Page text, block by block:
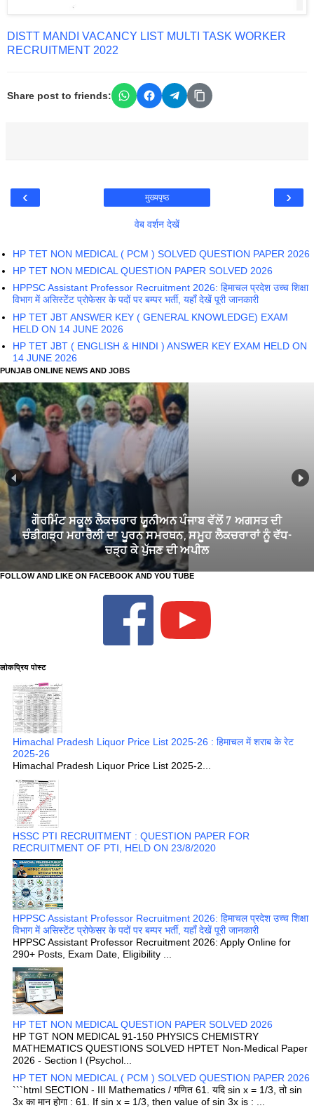
DISTT MANDI VACANCY LIST MULTI TASK WORKER
RECRUITMENT 2022
Share post to friends:
‹ ›
मुख्यपृष्ठ
वेब वर्शन देखें
HP TET NON MEDICAL ( PCM ) SOLVED QUESTION PAPER 2026
HP TET NON MEDICAL QUESTION PAPER SOLVED 2026
HPPSC Assistant Professor Recruitment 2026: हिमाचल प्रदेश उच्च शिक्षा
विभाग में असिस्टेंट प्रोफेसर के पदों पर बम्पर भर्ती, यहाँ देखें पूरी जानकारी
HP TET JBT ANSWER KEY ( GENERAL KNOWLEDGE) EXAM
HELD ON 14 JUNE 2026
HP TET JBT ( ENGLISH & HINDI ) ANSWER KEY EXAM HELD ON
14 JUNE 2026
PUNJAB ONLINE NEWS AND JOBS
ਗੌਰਮਿੰਟ ਸਕੂਲ ਲੈਕਚਰਾਰ ਯੂਨੀਅਨ ਪੰਜਾਬ ਵੱਲੋਂ 7 ਅਗਸਤ ਦੀ
ਚੰਡੀਗੜ੍ਹ ਮਹਾਰੈਲੀ ਦਾ ਪੂਰਨ ਸਮਰਥਨ, ਸਮੂਹ ਲੈਕਚਰਾਰਾਂ ਨੂੰ ਵੱਧ-
ਚੜ੍ਹ ਕੇ ਪੁੱਜਣ ਦੀ ਅਪੀਲ
FOLLOW AND LIKE ON FACEBOOK AND YOU TUBE
लोकप्रिय पोस्ट
Himachal Pradesh Liquor Price List 2025-26 : हिमाचल में शराब के रेट
2025-26
Himachal Pradesh Liquor Price List 2025-2...
HSSC PTI RECRUITMENT : QUESTION PAPER FOR
RECRUITMENT OF PTI, HELD ON 23/8/2020
HPPSC Assistant Professor Recruitment 2026: हिमाचल प्रदेश उच्च शिक्षा
विभाग में असिस्टेंट प्रोफेसर के पदों पर बम्पर भर्ती, यहाँ देखें पूरी जानकारी
HPPSC Assistant Professor Recruitment 2026: Apply Online for
290+ Posts, Exam Date, Eligibility ...
HP TET NON MEDICAL QUESTION PAPER SOLVED 2026
HP TGT NON MEDICAL 91-150 PHYSICS CHEMISTRY
MATHEMATICS QUESTIONS SOLVED HPTET Non-Medical Paper
2026 - Section I (Psychol...
HP TET NON MEDICAL ( PCM ) SOLVED QUESTION PAPER 2026
```html SECTION - III Mathematics / गणित 61. यदि sin x = 1/3, तो sin
3x का मान होगा : 61. If sin x = 1/3, then value of sin 3x is : ...